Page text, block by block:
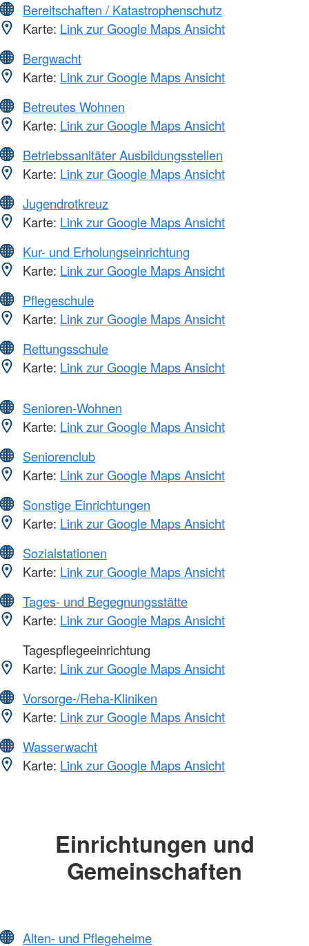
Bereitschaften / Katastrophenschutz
Karte: Link zur Google Maps Ansicht
Bergwacht
Karte: Link zur Google Maps Ansicht
Betreutes Wohnen
Karte: Link zur Google Maps Ansicht
Betriebssanitäter Ausbildungsstellen
Karte: Link zur Google Maps Ansicht
Jugendrotkreuz
Karte: Link zur Google Maps Ansicht
Kur- und Erholungseinrichtung
Karte: Link zur Google Maps Ansicht
Pflegeschule
Karte: Link zur Google Maps Ansicht
Rettungsschule
Karte: Link zur Google Maps Ansicht
Senioren-Wohnen
Karte: Link zur Google Maps Ansicht
Seniorenclub
Karte: Link zur Google Maps Ansicht
Sonstige Einrichtungen
Karte: Link zur Google Maps Ansicht
Sozialstationen
Karte: Link zur Google Maps Ansicht
Tages- und Begegnungsstätte
Karte: Link zur Google Maps Ansicht
Tagespflegeeinrichtung
Karte: Link zur Google Maps Ansicht
Vorsorge-/Reha-Kliniken
Karte: Link zur Google Maps Ansicht
Wasserwacht
Karte: Link zur Google Maps Ansicht
Einrichtungen und
Gemeinschaften
Alten- und Pflegeheime